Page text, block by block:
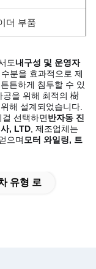
더 부품
도내구성 및 운영자
분을 효과적으로 제
튼하게 침투할 수 있
공을 위해 최적의 樹
해 설계되었습니다.
걸 선택하면반자동 진
, LTD , 제조업체는
으며 모터 와일링, 트
유형 로